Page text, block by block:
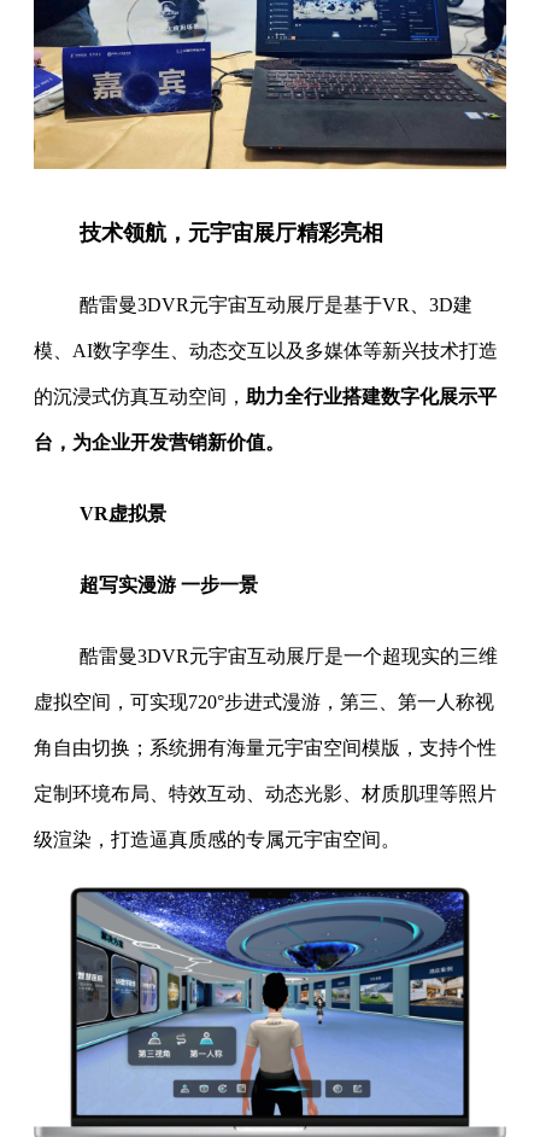
技术领航，元宇宙展厅精彩亮相
酷雷曼3DVR元宇宙互动展厅是基于VR、3D建
模、AI数字孪生、动态交互以及多媒体等新兴技术打造
的沉浸式仿真互动空间， 助力全行业搭建数字化展示平
台，为企业开发营销新价值。
VR虚拟景
超写实漫游 一步一景
酷雷曼3DVR元宇宙互动展厅是一个超现实的三维
虚拟空间，可实现720°步进式漫游，第三、第一人称视
角自由切换；系统拥有海量元宇宙空间模版，支持个性
定制环境布局、特效互动、动态光影、材质肌理等照片
级渲染，打造逼真质感的专属元宇宙空间。